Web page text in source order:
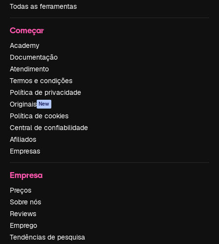
Todas as ferramentas
Começar
Academy
Documentação
Atendimento
Termos e condições
Política de privacidade
Originais New
Política de cookies
Central de confiabilidade
Afiliados
Empresas
Empresa
Preços
Sobre nós
Reviews
Emprego
Tendências de pesquisa